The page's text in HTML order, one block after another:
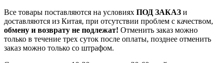
Все товары поставляются на условиях ПОД ЗАКАЗ и
доставляются из Китая, при отсутствии проблем с качеством,
обмену и возврату не подлежат! Отменить заказ можно
только в течение трех суток после оплаты, позднее отменить
заказ можно только со штрафом.